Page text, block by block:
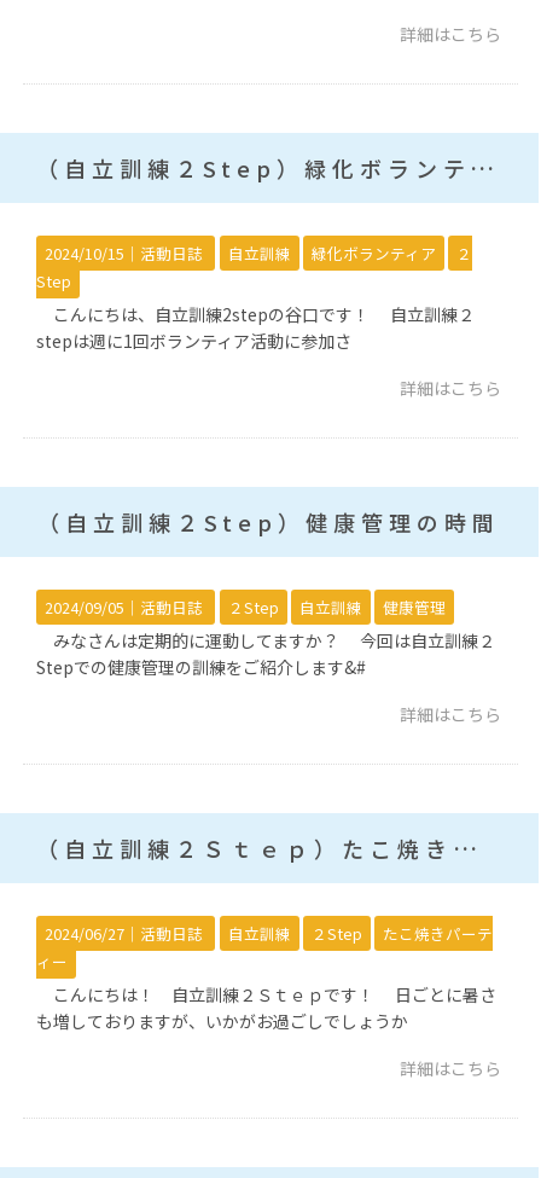
詳細はこちら
（自立訓練２Step）緑化ボランティア
2024/10/15｜ 活動日誌 自立訓練 緑化ボランティア
２
Step
こんにちは、自立訓練2stepの谷口です！ 自立訓練２
stepは週に1回ボランティア活動に参加さ
詳細はこちら
（自立訓練２Step）健康管理の時間
2024/09/05｜ 活動日誌 ２Step 自立訓練 健康管理
みなさんは定期的に運動してますか？ 今回は自立訓練２
Stepでの健康管理の訓練をご紹介します&#
詳細はこちら
（自立訓練２Ｓｔｅｐ）たこ焼きパーティー
2024/06/27｜ 活動日誌 自立訓練 ２Step
たこ焼きパーテ
ィー
こんにちは！ 自立訓練２Ｓｔｅｐです！ 日ごとに暑さ
も増しておりますが、いかがお過ごしでしょうか
詳細はこちら